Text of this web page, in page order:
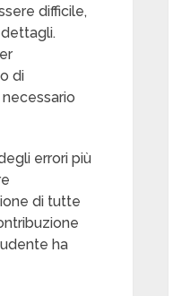
difficile,
di
errori più
di tutte
ha